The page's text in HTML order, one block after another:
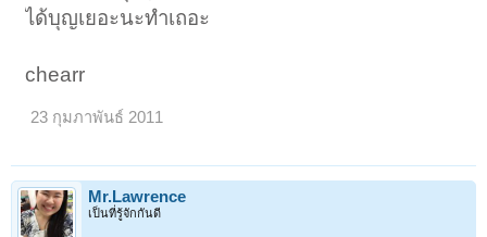
ได้บุญเยอะนะทําเถอะ
chearr
23 กุมภาพันธ์ 2011
Mr.Lawrence
เป็นที่รู้จักกันดี